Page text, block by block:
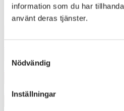
information som du har
använt deras tjänster.
Nödvändig
Inställningar
3210
3932